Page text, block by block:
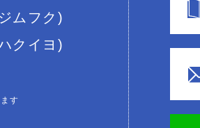
ムフク)
クイヨ)
す